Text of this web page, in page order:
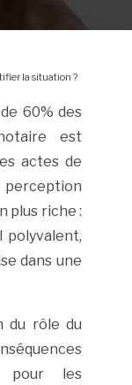
la situation ?
60% des
est
actes de
plus riche :
polyvalent,
dans une
du rôle du
pour les